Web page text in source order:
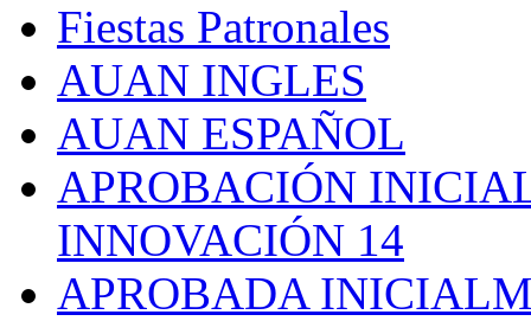
Fiestas Patronales
AUAN INGLES
AUAN ESPAÑOL
APROBACIÓN
INNOVACIÓN 14
APROBADA